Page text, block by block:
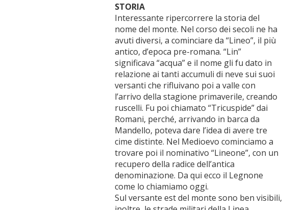
STORIA
Interessante ripercorrere la storia del
nome del monte. Nel corso dei secoli ne ha
avuti diversi, a cominciare da “Lineo”, il più
antico, d’epoca pre-romana. “Lin”
significava “acqua” e il nome gli fu dato in
relazione ai tanti accumuli di neve sui suoi
versanti che rifluivano poi a valle con
l’arrivo della stagione primaverile, creando
ruscelli. Fu poi chiamato “Tricuspide” dai
Romani, perché, arrivando in barca da
Mandello, poteva dare l’idea di avere tre
cime distinte. Nel Medioevo cominciamo a
trovare poi il nominativo “Lineone”, con un
recupero della radice dell’antica
denominazione. Da qui ecco il Legnone
come lo chiamiamo oggi.
Sul versante est del monte sono ben visibili,